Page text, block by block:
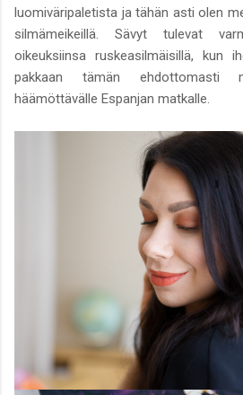
luomiväripaletista ja tähän asti olen
silmämeikeillä. Sävyt tulevat
oikeuksiinsa ruskeasilmäisillä, kun
pakkaan tämän ehdottomasti
häämöttävälle Espanjan matkalle.